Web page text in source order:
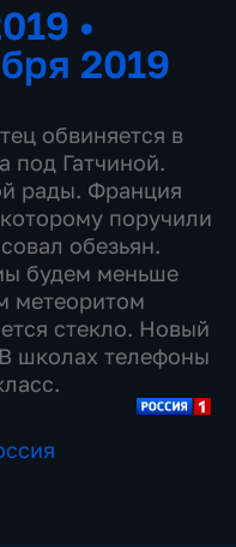
•
2019
обвиняется в
под Гатчиной.
рады. Франция
поручили
обезьян.
будем меньше
метеоритом
стекло. Новый
школах телефоны